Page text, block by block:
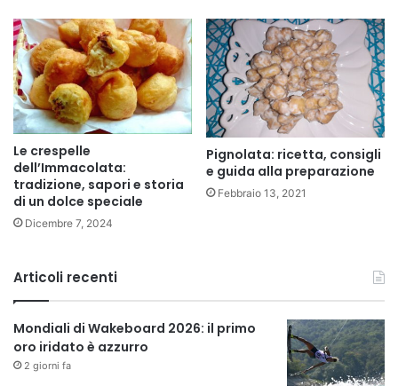
Le crespelle
dell’Immacolata:
tradizione, sapori e storia
di un dolce speciale
Dicembre 7, 2024
Pignolata: ricetta, consigli
e guida alla preparazione
Febbraio 13, 2021
Articoli recenti
Mondiali di Wakeboard 2026: il primo
oro iridato è azzurro
2 giorni fa